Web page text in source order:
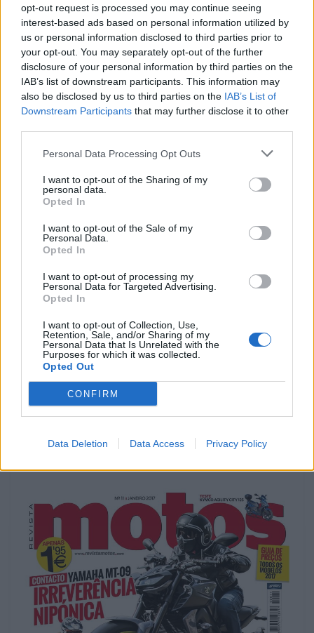
opt-out request is processed you may continue seeing
interest-based ads based on personal information utilized by
us or personal information disclosed to third parties prior to
your opt-out. You may separately opt-out of the further
disclosure of your personal information by third parties on the
IAB’s list of downstream participants. This information may
also be disclosed by us to third parties on the IAB’s List of
Downstream Participants that may further disclose it to other
Personal Data Processing Opt Outs
I want to opt-out of the Sharing of my
personal data.
Opted In
I want to opt-out of the Sale of my
Personal Data.
Opted In
I want to opt-out of processing my
Personal Data for Targeted Advertising.
Opted In
I want to opt-out of Collection, Use,
Retention, Sale, and/or Sharing of my
Personal Data that Is Unrelated with the
Purposes for which it was collected.
Opted Out
CONFIRM
Data Deletion Data Access Privacy Policy
NOTÍCIAS
14.ª edição do Troféu Yamaha já tem o
calendário definido para 2017
21 FEVEREIRO, 2017
NOTÍCIAS
apresentado pela Cardo para 2017